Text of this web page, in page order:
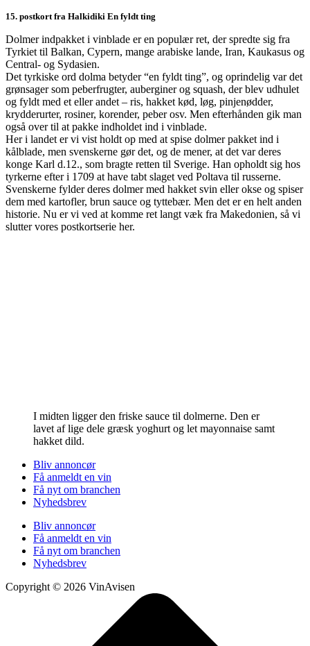
15. postkort fra Halkidiki En fyldt ting
Dolmer indpakket i vinblade er en populær ret, der spredte sig fra
Tyrkiet til Balkan, Cypern, mange arabiske lande, Iran, Kaukasus og
Central- og Sydasien.
Det tyrkiske ord dolma betyder “en fyldt ting”, og oprindelig var det
grønsager som peberfrugter, auberginer og squash, der blev udhulet
og fyldt med et eller andet – ris, hakket kød, løg, pinjenødder,
krydderurter, rosiner, korender, peber osv. Men efterhånden gik man
også over til at pakke indholdet ind i vinblade.
Her i landet er vi vist holdt op med at spise dolmer pakket ind i
kålblade, men svenskerne gør det, og de mener, at det var deres
konge Karl d.12., som bragte retten til Sverige. Han opholdt sig hos
tyrkerne efter i 1709 at have tabt slaget ved Poltava til russerne.
Svenskerne fylder deres dolmer med hakket svin eller okse og spiser
dem med kartofler, brun sauce og tyttebær. Men det er en helt anden
historie. Nu er vi ved at komme ret langt væk fra Makedonien, så vi
slutter vores postkortserie her.
I midten ligger den friske sauce til dolmerne. Den er
lavet af lige dele græsk yoghurt og let mayonnaise samt
hakket dild.
Bliv annoncør
Få anmeldt en vin
Få nyt om branchen
Nyhedsbrev
Bliv annoncør
Få anmeldt en vin
Få nyt om branchen
Nyhedsbrev
Copyright © 2026 VinAvisen